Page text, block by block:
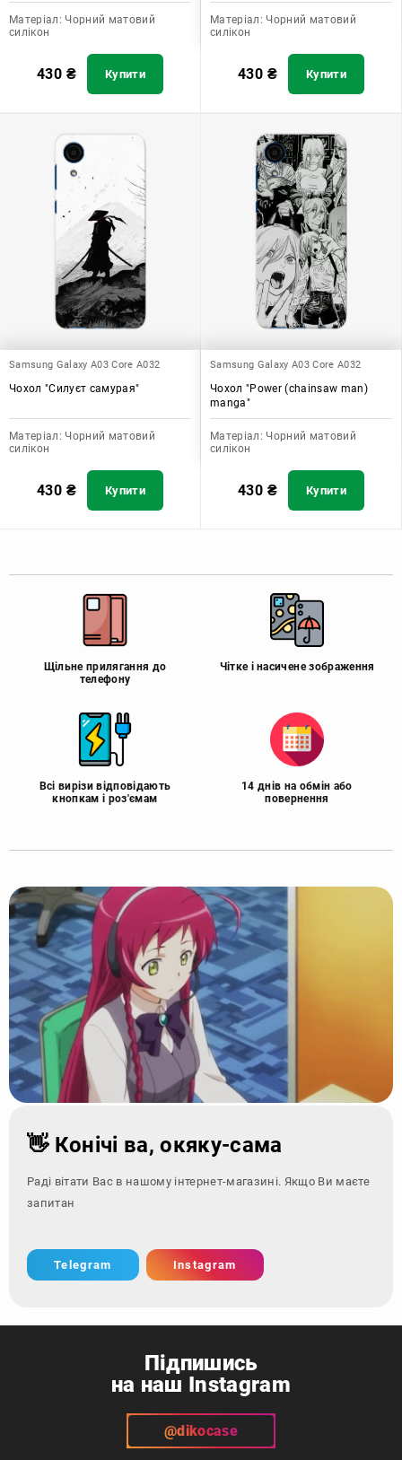
Матеріал: Чорний матовий
силікон
430 ₴ Купити
Матеріал: Чорний матовий
силікон
430 ₴ Купити
Samsung Galaxy A03 Core A032
Чохол "Силуєт самурая"
Матеріал: Чорний матовий
силікон
430 ₴ Купити
Samsung Galaxy A03 Core A032
Чохол "Power (chainsaw man)
manga"
Матеріал: Чорний матовий
силікон
430 ₴ Купити
Щільне прилягання до
телефону
Чітке і насичене зображення
Всі вирізи відповідають
кнопкам і роз'ємам
14 днів на обмін або
повернення
👋 Конічі ва, окяку-сама
Раді вітати Вас в нашому інтернет-магазині. Якщо Ви маєте
запитання - зверніт
Telegram Instagram
Підпишись
на наш Instagram
@dikocase